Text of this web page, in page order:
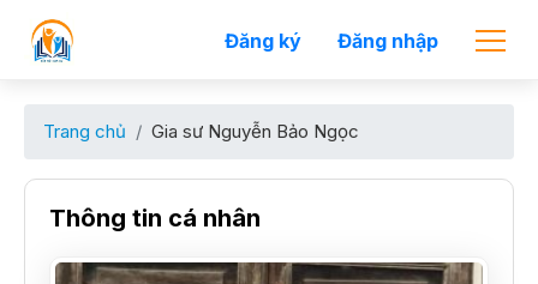
Đăng ký Đăng nhập
Trang chủ Gia sư Nguyễn Bảo Ngọc
Thông tin cá nhân